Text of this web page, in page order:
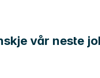
vår neste